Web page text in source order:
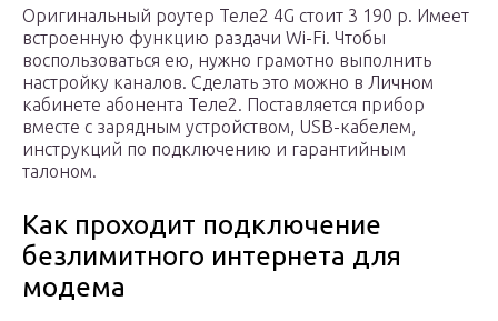
Оригинальный роутер Теле2 4G стоит 3 190 р. Имеет
встроенную функцию раздачи Wi-Fi. Чтобы
воспользоваться ею, нужно грамотно выполнить
настройку каналов. Сделать это можно в Личном
кабинете абонента Теле2. Поставляется прибор
вместе с зарядным устройством, USB-кабелем,
инструкций по подключению и гарантийным
талоном.
Как проходит подключение
безлимитного интернета для
модема